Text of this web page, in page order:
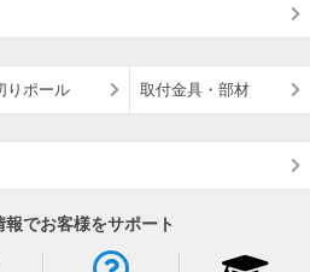
りポール 取付金具・部材
報でお客様をサポート